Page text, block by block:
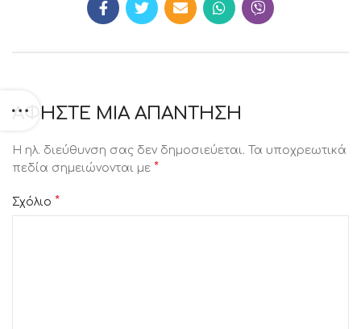
ΑΦΉΣΤΕ ΜΙΑ ΑΠΆΝΤΗΣΗ
Η ηλ. διεύθυνση σας δεν δημοσιεύεται.
Τα υποχρεωτικά
πεδία σημειώνονται με *
Σχόλιο *